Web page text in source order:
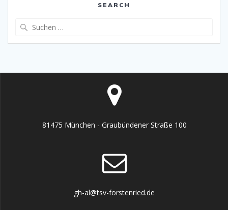
SEARCH
81475 München - Graubündener Straße 100
gh-al@tsv-forstenried.de